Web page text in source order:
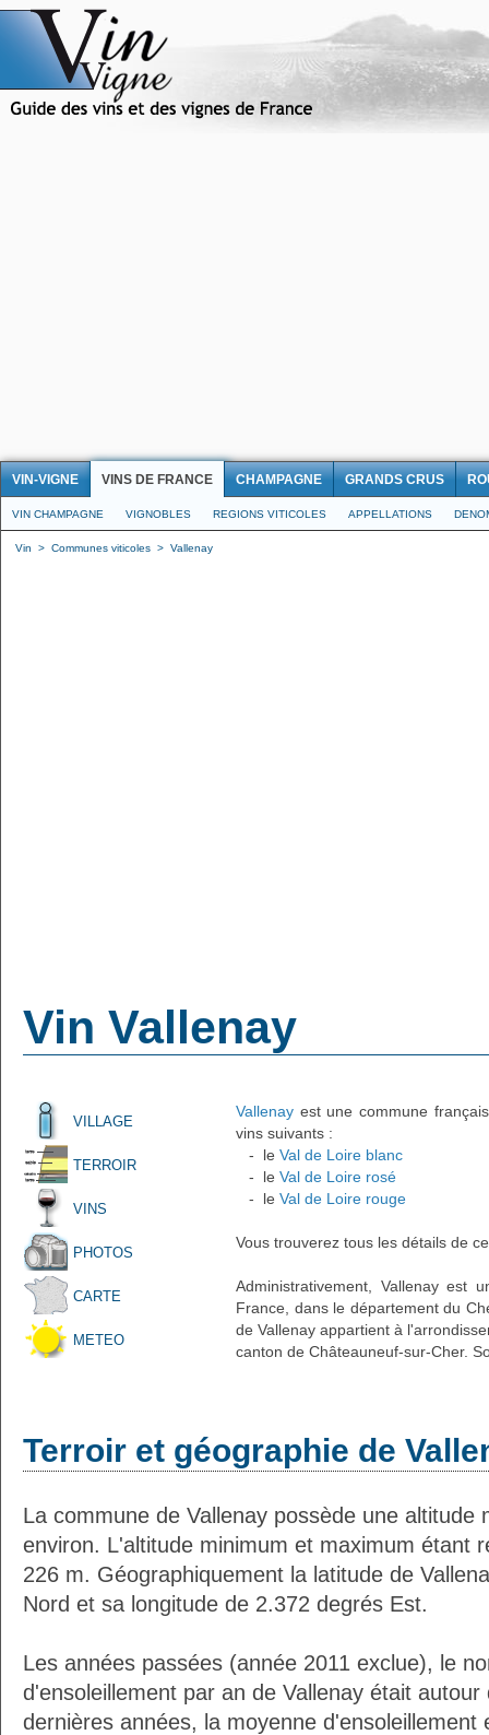
VIN-VIGNE VINS DE FRANCE CHAMPAGNE GRANDS CRUS
VIN CHAMPAGNE VIGNOBLES REGIONS VITICOLES APPELLATIONS
Vin > Communes viticoles > Vallenay
Vin Vallenay
VILLAGE
TERROIR
VINS
PHOTOS
CARTE
METEO
Vallenay est une commune
vins suivants :
- le Val de Loire blanc
- le Val de Loire rosé
- le Val de Loire rouge
Vous trouverez tous les détails de
Administrativement, Vallenay est
France, dans le département du
de Vallenay appartient à
canton de Châteauneuf-sur-Cher.
Terroir et géographie de
La commune de Vallenay possède une altitude
environ. L'altitude minimum et maximum étant
226 m. Géographiquement la latitude de
Nord et sa longitude de 2.372 degrés Est.
Les années passées (année 2011 exclue), le
d'ensoleillement par an de Vallenay était
dernières années, la moyenne d'ensoleillement